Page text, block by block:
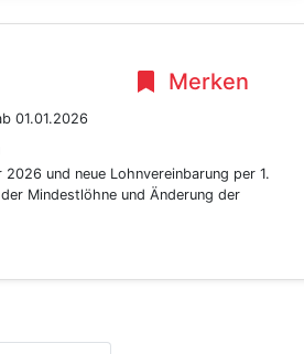
Merken
01.01.2026
2026 und neue Lohnvereinbarung per 1.
Mindestlöhne und Änderung der